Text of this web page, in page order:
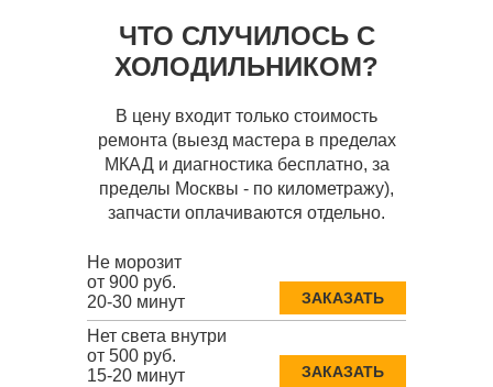
ЧТО СЛУЧИЛОСЬ С
ХОЛОДИЛЬНИКОМ?
В цену входит только стоимость
ремонта (выезд мастера в пределах
МКАД и диагностика бесплатно, за
пределы Москвы - по километражу),
запчасти оплачиваются отдельно.
Не морозит
от 900 руб.
20-30 минут
ЗАКАЗАТЬ
Нет света внутри
от 500 руб.
15-20 минут
ЗАКАЗАТЬ